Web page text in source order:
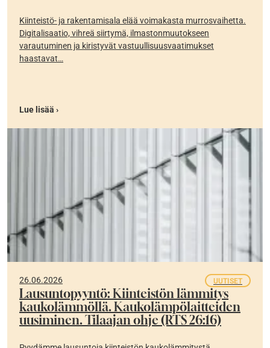
Kiinteistö- ja rakentamisala elää voimakasta murrosvaihetta.
Digitalisaatio, vihreä siirtymä, ilmastonmuutokseen
varautuminen ja kiristyvät vastuullisuusvaatimukset
haastavat…
Lue lisää ›
26.06.2026 UUTISET
Lausuntopyyntö: Kiinteistön lämmitys
kaukolämmöllä. Kaukolämpölaitteiden
uusiminen. Tilaajan ohje (RTS 26:16)